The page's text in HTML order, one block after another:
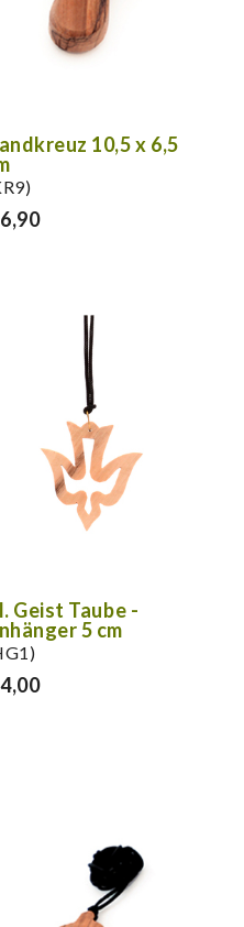
10,5 x 6,5
Geist Taube -
5 cm